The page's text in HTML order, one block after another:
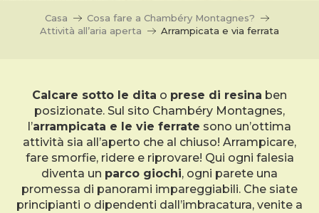
Casa
Cosa fare a Chambéry Montagnes?
Attività all’aria aperta
Arrampicata e via ferrata
Calcare sotto le dita o prese di resina ben
posizionate. Sul sito Chambéry Montagnes,
l’arrampicata e le vie ferrate sono un’ottima
attività sia all’aperto che al chiuso! Arrampicare,
fare smorfie, ridere e riprovare! Qui ogni falesia
diventa un parco giochi, ogni parete una
promessa di panorami impareggiabili. Che siate
principianti o dipendenti dall’imbracatura, venite a